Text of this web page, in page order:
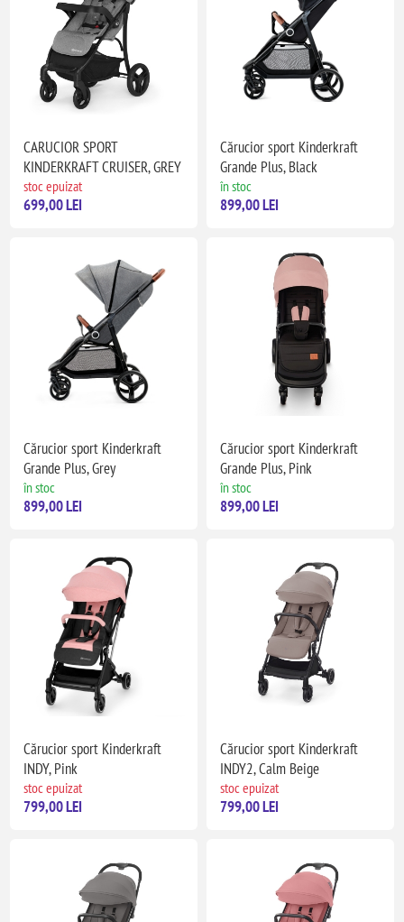
CARUCIOR SPORT
KINDERKRAFT CRUISER, GREY
stoc epuizat
699,00 LEI
Cărucior sport Kinderkraft
Grande Plus, Black
în stoc
899,00 LEI
Cărucior sport Kinderkraft
Grande Plus, Grey
în stoc
899,00 LEI
Cărucior sport Kinderkraft
Grande Plus, Pink
în stoc
899,00 LEI
Cărucior sport Kinderkraft
INDY, Pink
stoc epuizat
799,00 LEI
Cărucior sport Kinderkraft
INDY2, Calm Beige
stoc epuizat
799,00 LEI